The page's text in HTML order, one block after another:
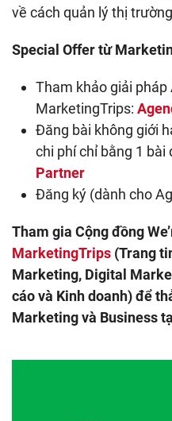
về cách quản lý thị
Special Offer từ
Tham khảo giải
MarketingTrips:
Đăng bài không giới
chi phí chỉ bằng 1 bài
Partner
Đăng ký (dành cho
Tham gia Cộng đồng
MarketingTrips (Trang
Marketing, Digital
cáo và Kinh doanh) để
Marketing và Business